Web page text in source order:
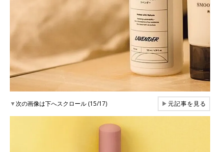
▼次の画像は下へスクロール (15/17) ▶元記事を見る